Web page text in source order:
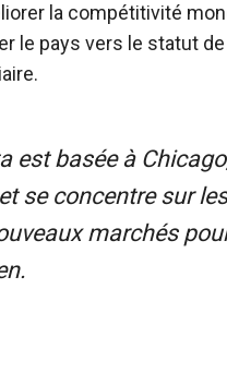
la compétitivité
le pays vers le statut
est basée à
se concentre sur
marchés